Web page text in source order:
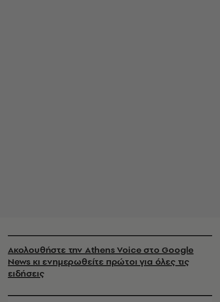
Ακολουθήστε την Athens Voice στο Google
News κι ενημερωθείτε πρώτοι για όλες τις
ειδήσεις